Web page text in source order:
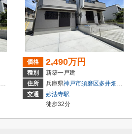
字筋替道15-1
価格 2,490万円
種別
新築一戸建
住所
兵庫県神戸市須磨区多井畑 字
交通
妙法寺駅
徒歩32分